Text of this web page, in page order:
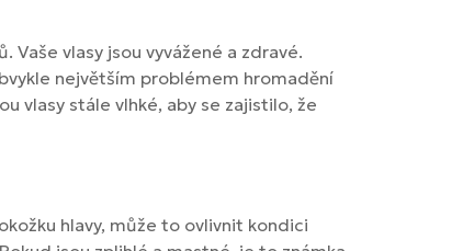
vlasy jsou vyvážené a zdravé.
největším problémem hromadění
vlasy stále vlhké, aby se zajistilo, že
hlavy, může to ovlivnit kondici